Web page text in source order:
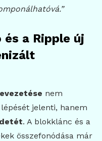
és a Ripple új
nem
jelenti, hanem
. A blokklánc és a
összefonódása már